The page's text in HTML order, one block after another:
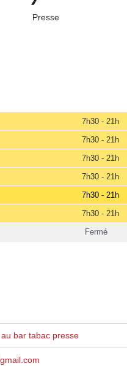
Presse
7h30 - 21h
7h30 - 21h
7h30 - 21h
7h30 - 21h
7h30 - 21h
7h30 - 21h
Fermé
bar tabac presse